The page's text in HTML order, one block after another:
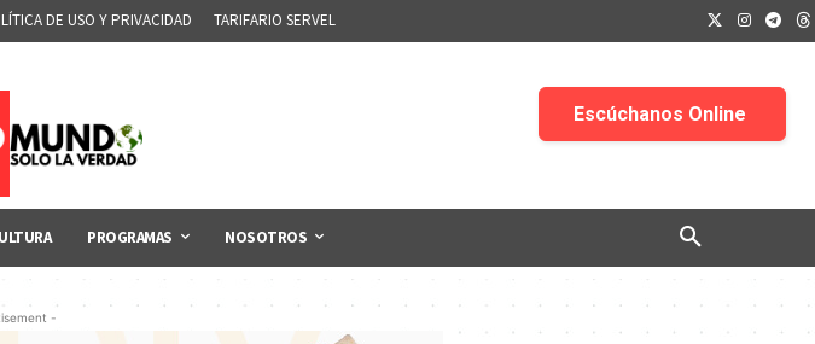
DE USO Y PRIVACIDAD TARIFARIO SERVEL
PROGRAMAS NOSOTROS
-